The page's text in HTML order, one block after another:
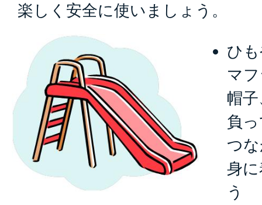
楽しく安全に使いましょう。
ひ
マ
帽
負
つ
身
う